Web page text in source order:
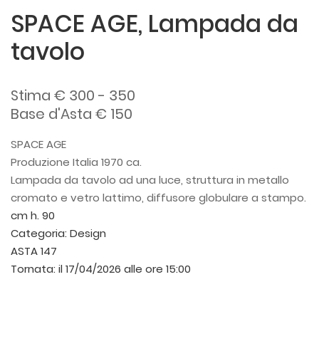
SPACE AGE, Lampada da
tavolo
Stima € 300 - 350
Base d'Asta € 150
SPACE AGE
Produzione Italia 1970 ca.
Lampada da tavolo ad una luce, struttura in metallo
cromato e vetro lattimo, diffusore globulare a stampo.
cm h. 90
Categoria: Design
ASTA 147
Tornata: il 17/04/2026 alle ore 15:00